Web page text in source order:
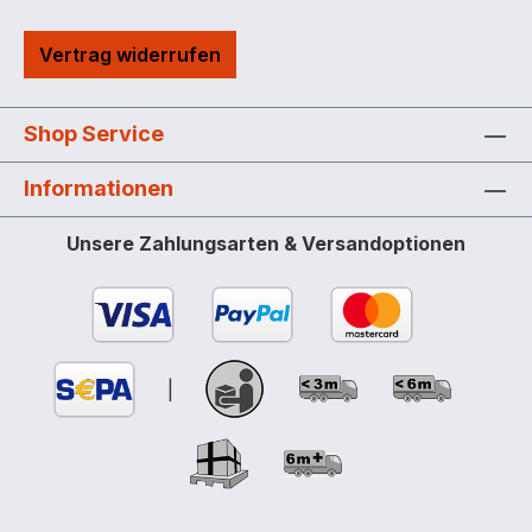
Vertrag widerrufen
Shop Service
Informationen
Unsere Zahlungsarten & Versandoptionen